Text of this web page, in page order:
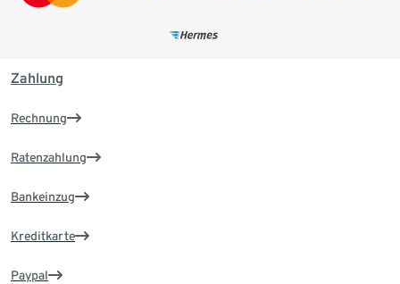
Zahlung
Rechnung
Ratenzahlung
Bankeinzug
Kreditkarte
Paypal